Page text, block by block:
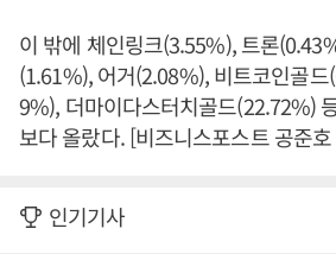
이 밖에 체인링크(3.55%), 트론
(1.61%), 어거(2.08%), 비트코인골
9%), 더마이다스터치골드(22.72%)
보다 올랐다. [비즈니스포스트 공준
인기기사